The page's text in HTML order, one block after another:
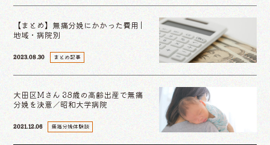
2023.08.30 まとめ記事
【まとめ】無痛分娩にかかった費用 |
地域・病院別
2021.12.06 無痛分娩体験談
大田区Mさん 38歳の高齢出産で無痛
分娩を決意／昭和大学病院